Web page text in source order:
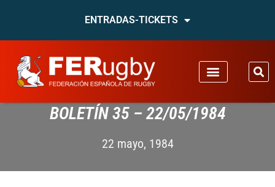
ENTRADAS-TICKETS
BOLETÍN 35 – 22/05/1984
22 mayo, 1984